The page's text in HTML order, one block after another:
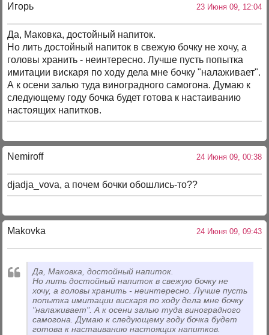
Игорь 23 Июня 09, 12:04
Да, Маковка, достойный напиток.
Но лить достойный напиток в свежую бочку не хочу, а
головы хранить - неинтересно. Лучше пусть попытка
имитации вискаря по ходу дела мне бочку "налаживает".
А к осени залью туда виноградного самогона. Думаю к
следующему году бочка будет готова к настаиванию
настоящих напитков.
Nemiroff 24 Июня 09, 00:38
djadja_vova, а почем бочки обошлись-то??
Makovka 24 Июня 09, 09:43
Да, Маковка, достойный напиток.
Но лить достойный напиток в свежую бочку не
хочу, а головы хранить - неинтересно. Лучше пусть
попытка имитации вискаря по ходу дела мне бочку
"налаживает". А к осени залью туда виноградного
самогона. Думаю к следующему году бочка будет
готова к настаиванию настоящих напитков.